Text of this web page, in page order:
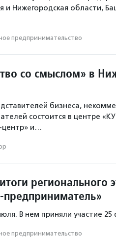
и Нижегородская области,
предпри­нима­тель­ство
со смыслом» в
бизнеса,
состоится в центре
центр» и…
регионального
В нем приняли участие 25
предпри­нима­тель­ство